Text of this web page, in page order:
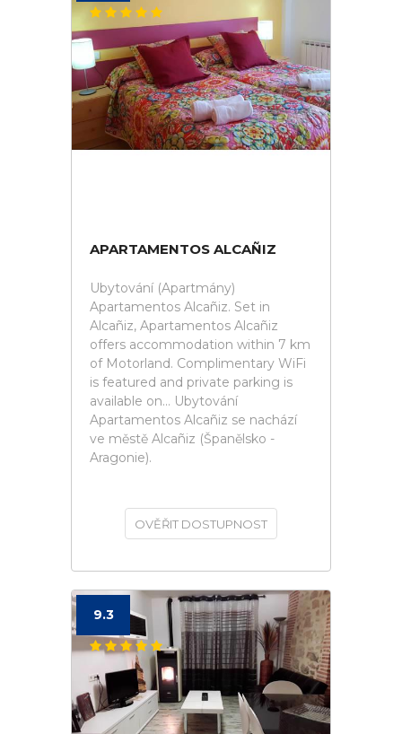
APARTAMENTOS ALCAÑIZ
Ubytování (Apartmány)
Apartamentos Alcañiz. Set in
Alcañiz, Apartamentos Alcañiz
offers accommodation within 7 km
of Motorland. Complimentary WiFi
is featured and private parking is
available on... Ubytování
Apartamentos Alcañiz se nachází
ve městě Alcañiz (Španělsko -
Aragonie).
OVĚŘIT DOSTUPNOST
9.3